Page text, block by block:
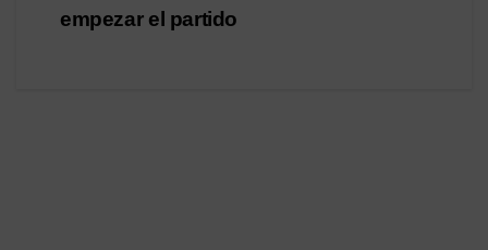
empezar el partido